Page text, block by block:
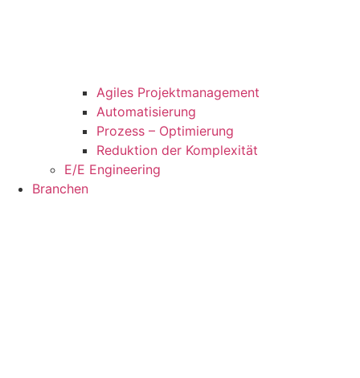
Agiles Projektmanagement
Automatisierung
Prozess – Optimierung
Reduktion der Komplexität
E/E Engineering
Branchen